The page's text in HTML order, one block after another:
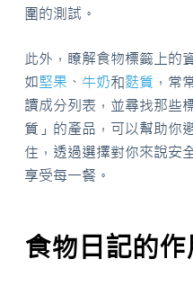
圍的測試。
此外，瞭解食物標籤上的
如堅果 、 牛奶和麩質 ，常
讀成分列表，並尋找那些
質」的產品，可以幫助你
住，透過選擇對你來說安
享受每一餐。
食物日記的作